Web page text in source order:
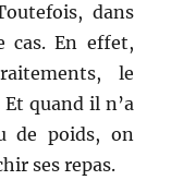
dans
cas. En effet,
le
quand il n’a
de poids, on
ses repas.